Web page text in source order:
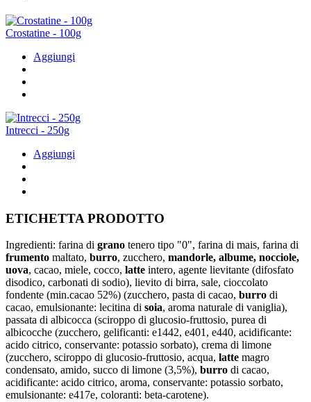
Crostatine - 100g
Aggiungi
Intrecci - 250g
Aggiungi
ETICHETTA PRODOTTO
Ingredienti: farina di grano tenero tipo "0", farina di mais, farina di
frumento maltato, burro, zucchero, mandorle, albume, nocciole,
uova, cacao, miele, cocco, latte intero, agente lievitante (difosfato
disodico, carbonati di sodio), lievito di birra, sale, cioccolato
fondente (min.cacao 52%) (zucchero, pasta di cacao, burro di
cacao, emulsionante: lecitina di soia, aroma naturale di vaniglia),
passata di albicocca (sciroppo di glucosio-fruttosio, purea di
albicocche (zucchero, gelificanti: e1442, e401, e440, acidificante:
acido citrico, conservante: potassio sorbato), crema di limone
(zucchero, sciroppo di glucosio-fruttosio, acqua, latte magro
condensato, amido, succo di limone (3,5%), burro di cacao,
acidificante: acido citrico, aroma, conservante: potassio sorbato,
emulsionante: e417e, coloranti: beta-carotene).